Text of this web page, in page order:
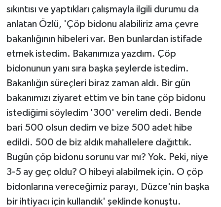
sıkıntısı ve yaptıkları çalışmayla ilgili durumu da
anlatan Özlü, 'Çöp bidonu alabiliriz ama çevre
bakanlığının hibeleri var. Ben bunlardan istifade
etmek istedim. Bakanımıza yazdım. Çöp
bidonunun yanı sıra başka şeylerde istedim.
Bakanlığın süreçleri biraz zaman aldı. Bir gün
bakanımızı ziyaret ettim ve bin tane çöp bidonu
istediğimi söyledim '300' verelim dedi. Bende
bari 500 olsun dedim ve bize 500 adet hibe
edildi. 500 de biz aldık mahallelere dağıttık.
Bugün çöp bidonu sorunu var mı? Yok. Peki, niye
3-5 ay geç oldu? O hibeyi alabilmek için. O çöp
bidonlarına vereceğimiz parayı, Düzce'nin başka
bir ihtiyacı için kullandık' şeklinde konuştu.